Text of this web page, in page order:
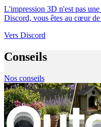
L'impression 3D n'est pas
Discord, vous êtes au cœur
Vers Discord
Conseils
Nos conseils